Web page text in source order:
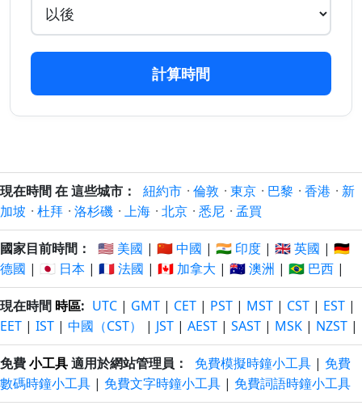
188 日
31/1/2026 11/2/2027
以前
189 日
以後
191 日
以前
28/1/2026
191 日
以後
14/2/2027
192 日
以前
27/1/2026
192 日
以後
15/2/2027
193 日
以前
26/1/2026
193 日
以後
16/2/2027
194 日
以前
25/1/2026
194 日
以後
17/2/2027
計算時間
現在時間 在 這些城市： 紐約市 · 倫敦 · 東京 · 巴黎 · 香港 · 新
加坡 · 杜拜 · 洛杉磯 · 上海 · 北京 · 悉尼 · 孟買
國家目前時間： 🇺🇸 美國 | 🇨🇳 中國 | 🇮🇳 印度 | 🇬🇧 英國 | 🇩🇪
德國 | 🇯🇵 日本 | 🇫🇷 法國 | 🇨🇦 加拿大 | 🇦🇺 澳洲 | 🇧🇷 巴西 |
現在時間 時區: UTC | GMT | CET | PST | MST | CST | EST |
EET | IST | 中國（CST） | JST | AEST | SAST | MSK | NZST |
免費小工具適用於網站管理員： 免費模擬時鐘小工具 | 免費
數碼時鐘小工具 | 免費文字時鐘小工具 | 免費詞語時鐘小工具